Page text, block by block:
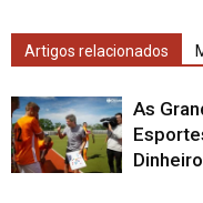
Artigos relacionados
As
Dinheiro